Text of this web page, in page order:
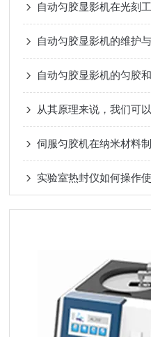
自动匀胶显影机在光刻
自动匀胶显影机的维护
自动匀胶显影机的匀胶
伺服匀胶机在纳米材料
实验室热封仪如何操作